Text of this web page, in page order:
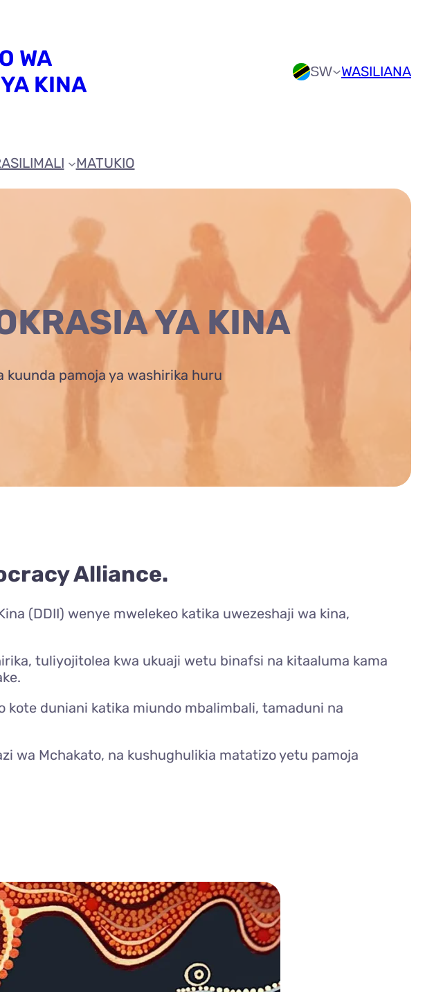
WA
KINA
SW WASILIANA
MATUKIO
YA KINA
pamoja ya washirika huru
Alliance.
(DDII) wenye mwelekeo katika uwezeshaji wa kina,
tuliyojitolea kwa ukuaji wetu binafsi na kitaaluma kama
kote duniani katika miundo mbalimbali, tamaduni na
wa Mchakato, na kushughulikia matatizo yetu pamoja